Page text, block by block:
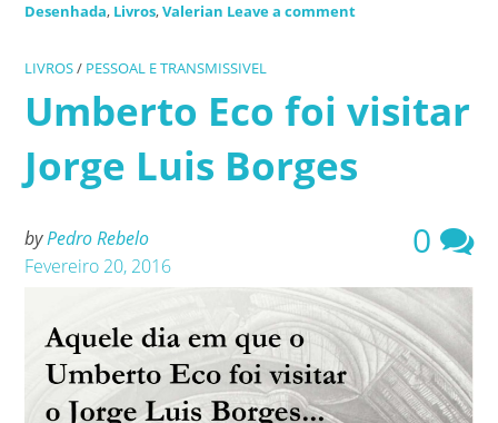
Desenhada, Livros,Valerian Leave a comment
LIVROS/ PESSOAL E TRANSMISSIVEL
Umberto Eco foi visitar
Jorge Luis Borges
byPedro Rebelo
Fevereiro 20, 2016
0